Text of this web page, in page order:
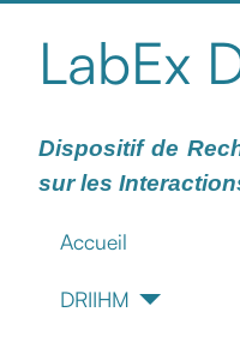
LabEx
Dispositif de
sur les
Accueil
DRIIHM